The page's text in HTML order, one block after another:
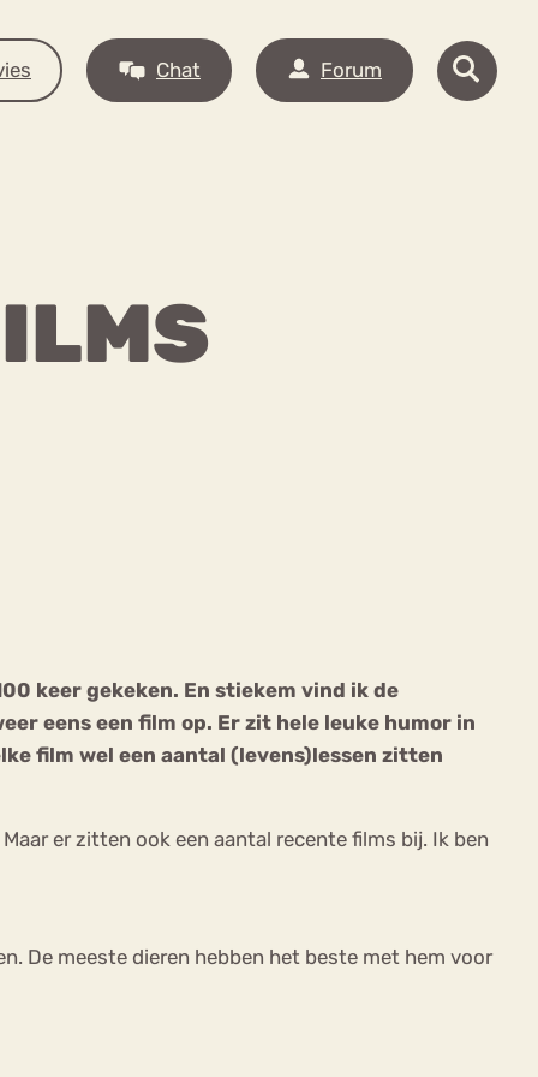
Chat Forum
keer gekeken. En stiekem vind ik de
eens een film op. Er zit hele leuke humor in
film wel een aantal (levens)lessen zitten
er zitten ook een aantal recente films bij. Ik ben
De meeste dieren hebben het beste met hem voor
Sport Trauma